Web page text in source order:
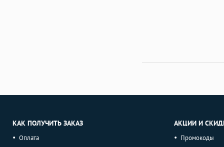
КАК ПОЛУЧИТЬ ЗАКАЗ
Оплата
АКЦИИ И
Промокоды